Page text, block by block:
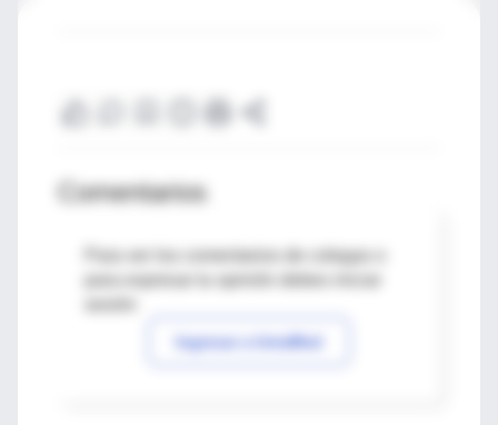
Comentarios
Para ver los comentarios de colegas o
Ingresar a IntraMed